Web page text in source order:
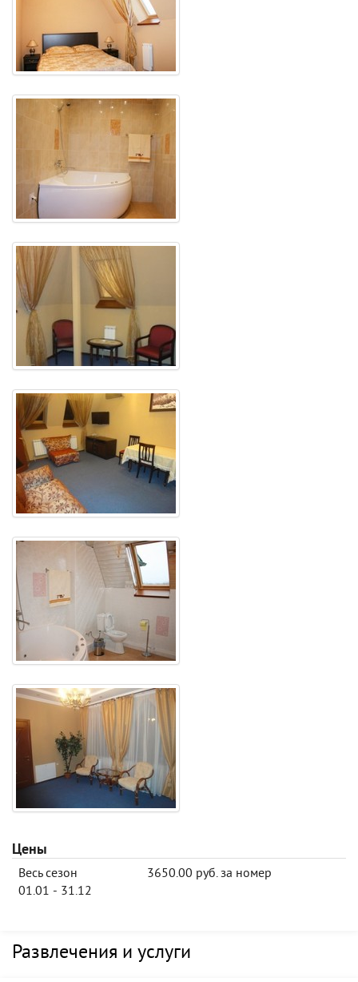
Цены
Весь сезон
01.01 - 31.12
3650.00 руб. за номер
Развлечения и услуги